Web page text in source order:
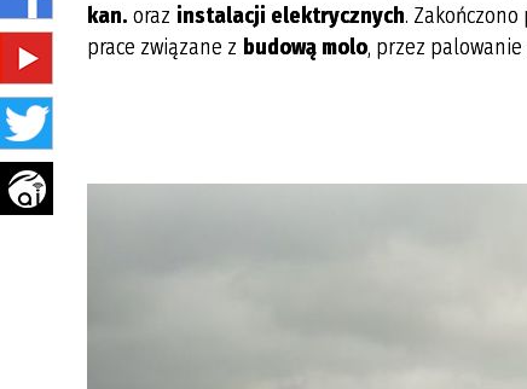
kan. oraz instalacji elektrycznych.
prace związane z budową molo, przez